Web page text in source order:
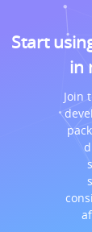
Start
in
Join